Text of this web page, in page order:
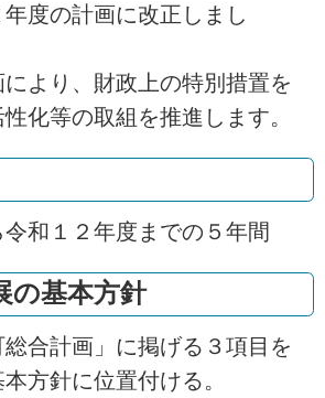
度の計画に改正しまし
より、財政上の特別措置を
化等の取組を推進します。
和１２年度までの５年間
の基本方針
総合計画」に掲げる３項目を
方針に位置付ける。